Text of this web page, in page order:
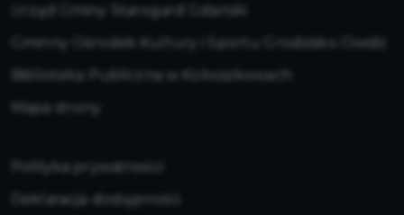
Urząd Gminy Starogard Gdański
Gminny Ośrodek Kultury i Sportu Grodzisko Owidz
Biblioteka Publiczna w Kokoszkowach
Mapa strony
Polityka prywatności
Deklaracja dostępności